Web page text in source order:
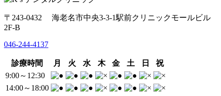
〒243-0432 海老名市中央3-3-1駅前クリニックモールビル
2F-B
046-244-4137
診療時間 月 火 水 木 金 土 日
祝
9:00～12:30
14:00～18:00